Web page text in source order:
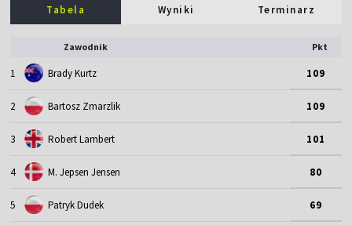
Tabela Wyniki Terminarz
Zawodnik Pkt
1 Brady Kurtz 109
2 Bartosz Zmarzlik 109
3 Robert Lambert 101
4 M. Jepsen Jensen 80
5 Patryk Dudek 69